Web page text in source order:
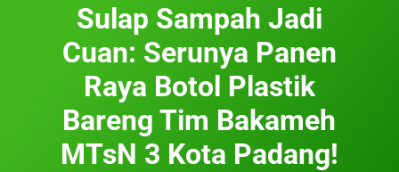
Sulap Sampah Jadi
Cuan: Serunya Panen
Raya Botol Plastik
Bareng Tim Bakameh
MTsN 3 Kota Padang!